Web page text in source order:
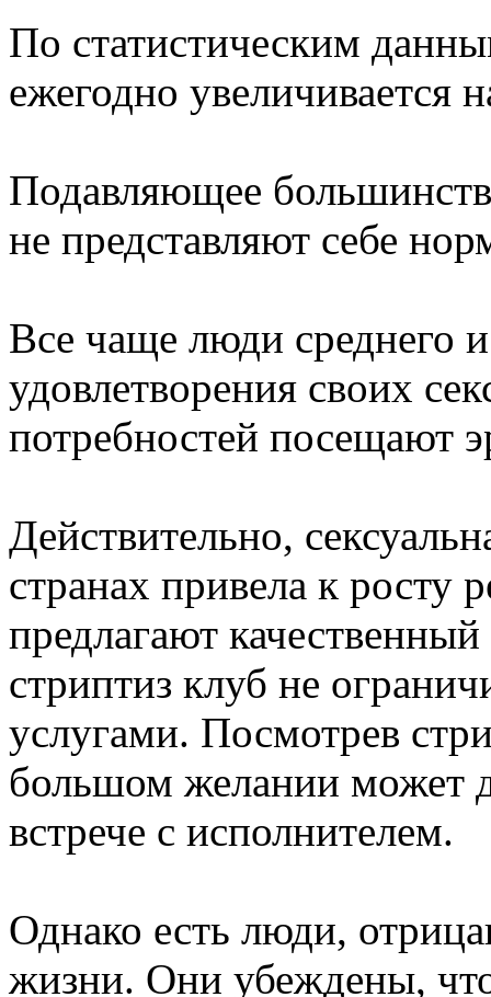
По статистическим
ежегодно увеличивается
Подавляющее
не представляют себе
Все чаще люди среднего
удовлетворения своих
потребностей посещают
Действительно,
странах привела к росту
предлагают
стриптиз клуб не
услугами. Посмотрев
большом желании может
встрече с исполнителем.
Однако есть люди,
жизни. Они убеждены,